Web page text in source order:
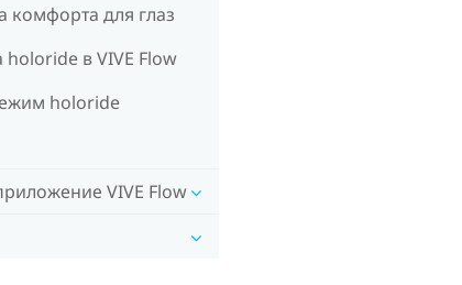
для глаз
в VIVE Flow
holoride
VIVE Flow